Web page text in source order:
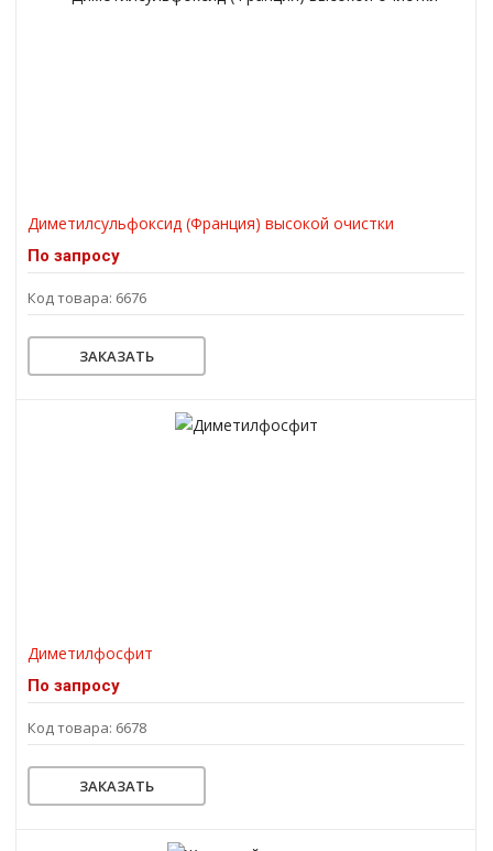
Диметилсульфоксид (Франция) высокой очистки
По запросу
Код товара: 6676
ЗАКАЗАТЬ
Диметилфосфит
По запросу
Код товара: 6678
ЗАКАЗАТЬ